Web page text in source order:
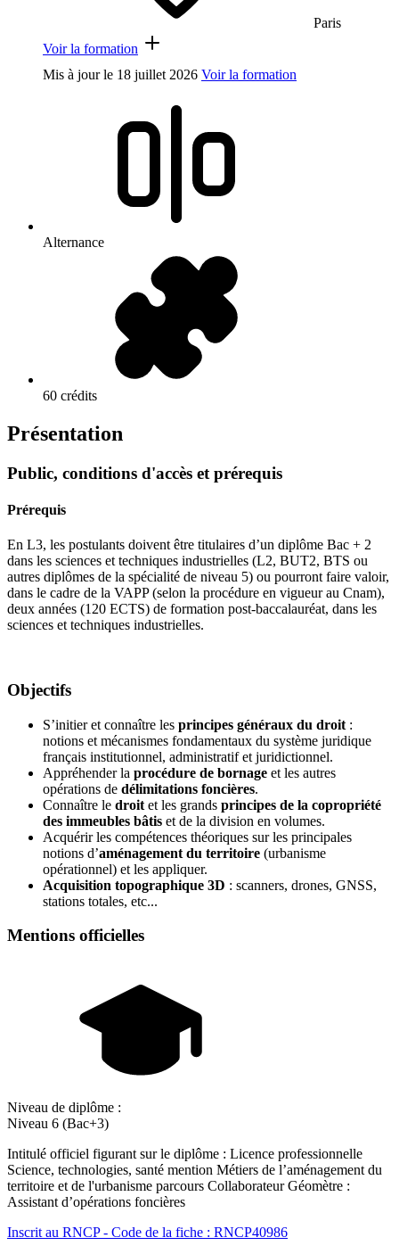
Paris
Voir la formation
Mis à jour le 18 juillet 2026 Voir la formation
Alternance
60 crédits
Présentation
Public, conditions d'accès et prérequis
Prérequis
En L3, les postulants doivent être titulaires d’un diplôme Bac + 2
dans les sciences et techniques industrielles (L2, BUT2, BTS ou
autres diplômes de la spécialité de niveau 5) ou pourront faire valoir,
dans le cadre de la VAPP (selon la procédure en vigueur au Cnam),
deux années (120 ECTS) de formation post-baccalauréat, dans les
sciences et techniques industrielles.
Objectifs
S’initier et connaître les principes généraux du droit :
notions et mécanismes fondamentaux du système juridique
français institutionnel, administratif et juridictionnel.
Appréhender la procédure de bornage et les autres
opérations de délimitations foncières.
Connaître le droit et les grands principes de la copropriété
des immeubles bâtis et de la division en volumes.
Acquérir les compétences théoriques sur les principales
notions d’aménagement du territoire (urbanisme
opérationnel) et les appliquer.
Acquisition topographique 3D : scanners, drones, GNSS,
stations totales, etc...
Mentions officielles
Niveau de diplôme :
Niveau 6 (Bac+3)
Intitulé officiel figurant sur le diplôme : Licence professionnelle
Science, technologies, santé mention Métiers de l’aménagement du
territoire et de l'urbanisme parcours Collaborateur Géomètre :
Assistant d’opérations foncières
Inscrit au RNCP - Code de la fiche : RNCP40986